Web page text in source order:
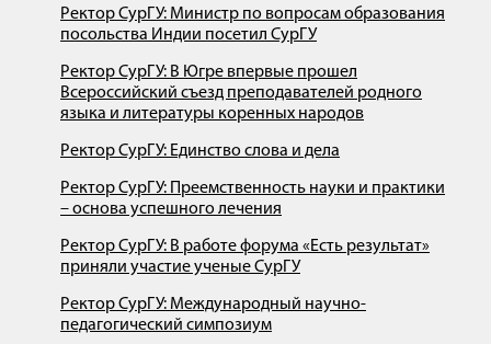
Ректор СурГУ: Министр по вопросам образования
посольства Индии посетил СурГУ
Ректор СурГУ: В Югре впервые прошел
Всероссийский съезд преподавателей родного
языка и литературы коренных народов
Ректор СурГУ: Единство слова и дела
Ректор СурГУ: Преемственность науки и практики
– основа успешного лечения
Ректор СурГУ: В работе форума «Есть результат»
приняли участие ученые СурГУ
Ректор СурГУ: Международный научно-
педагогический симпозиум